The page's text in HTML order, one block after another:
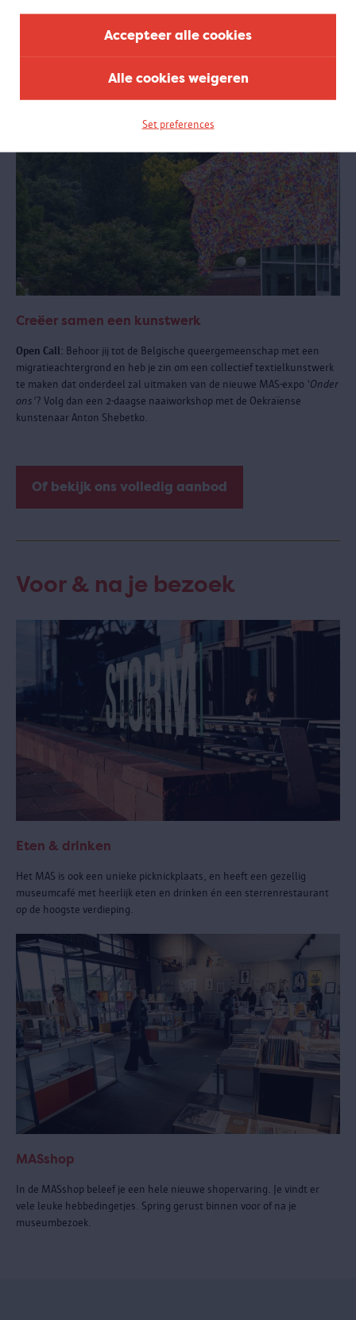
Accepteer alle cookies
Alle cookies weigeren
Set preferences
Creëer samen een kunstwerk
Open Call: Behoor jij tot de Belgische queergemeenschap met een
migratieachtergrond en heb je zin om een collectief textielkunstwerk
te maken dat onderdeel zal uitmaken van de nieuwe MAS-expo 'Onder
ons'? Volg dan een 2-daagse naaiworkshop met de Oekraïense
kunstenaar Anton Shebetko.
Of bekijk ons volledig aanbod
Voor & na je bezoek
Eten & drinken
Het MAS is ook een unieke picknickplaats, en heeft een gezellig
museumcafé met heerlijk eten en drinken én een sterrenrestaurant
op de hoogste verdieping.
MASshop
In de MASshop beleef je een hele nieuwe shopervaring. Je vindt er
vele leuke hebbedingetjes. Spring gerust binnen voor of na je
museumbezoek.